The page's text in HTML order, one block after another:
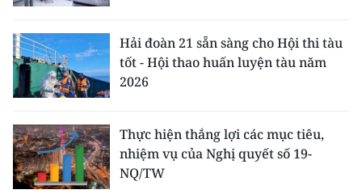
Hải đoàn 21 sẵn sàng cho Hội thi tàu
tốt - Hội thao huấn luyện tàu năm
2026
Thực hiện thắng lợi các mục tiêu,
nhiệm vụ của Nghị quyết số 19-
NQ/TW